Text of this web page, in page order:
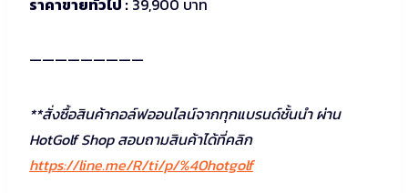
ราคาขายทั่วไป : 39,900 บาท
—————————
**สั่งซื้อสินค้ากอล์ฟออนไลน์จากทุกแบรนด์ชั้นนำ ผ่าน
HotGolf Shop สอบถามสินค้าได้ที่คลิก
https://line.me/R/ti/p/%40hotgolf